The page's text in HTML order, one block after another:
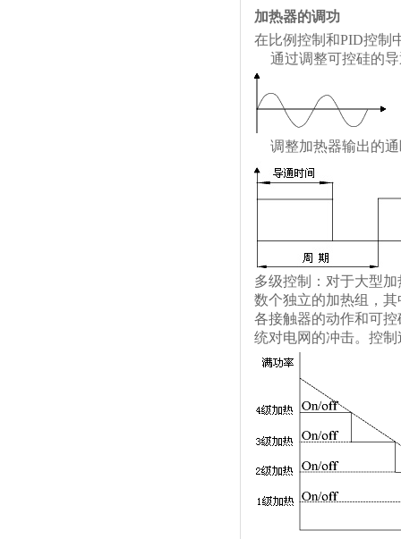
加热器的调功
在比例控制和PID控制
通过调整可控硅的
调整加热器输出的
多级控制： 对于大型
数个独立的加热组，
各接触器的动作和可
统对电网的冲击。控